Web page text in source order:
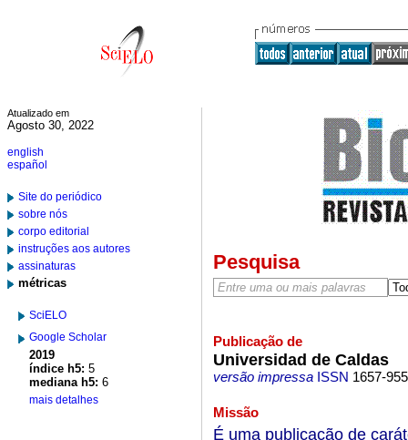
Atualizado em
Agosto 30, 2022
english
español
Site do periódico
sobre nós
corpo editorial
instruções aos autores
assinaturas
métricas
SciELO
Google Scholar
2019
índice h5: 5
mediana h5: 6
mais detalhes
Pesquisa
Publicação de
Universidad de Caldas
versão impressaISSN 1657-
Missão
É uma publicação de